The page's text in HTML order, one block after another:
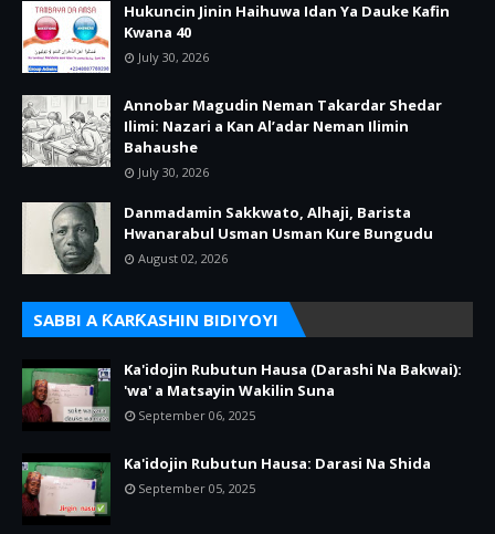
Hukuncin Jinin Haihuwa Idan Ya Dauke Kafin
Kwana 40
July 30, 2026
Annobar Magudin Neman Takardar Shedar
Ilimi: Nazari a Kan Al’adar Neman Ilimin
Bahaushe
July 30, 2026
Danmadamin Sakkwato, Alhaji, Barista
Hwanarabul Usman Usman Kure Bungudu
August 02, 2026
SABBI A ƘARƘASHIN BIDIYOYI
Ka'idojin Rubutun Hausa (Darashi Na Bakwai):
'wa' a Matsayin Wakilin Suna
September 06, 2025
Ka'idojin Rubutun Hausa: Darasi Na Shida
September 05, 2025